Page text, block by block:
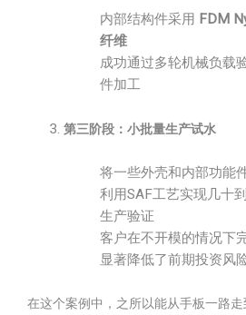
内部结构件采用 FDM
纤维
成功通过多轮机械负载
件加工
第三阶段：小批量生产试水
将一些外壳和内部功能
利用SAF工艺实现几十
生产验证
客户在不开模的情况下
显著降低了前期投资风
在这个案例中，之所以能从手板一路